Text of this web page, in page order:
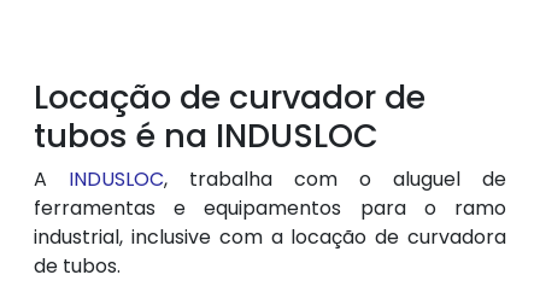
Locação de curvador de
tubos é na INDUSLOC
A INDUSLOC, trabalha com o aluguel de
ferramentas e equipamentos para o ramo
industrial, inclusive com a locação de curvadora
de tubos.